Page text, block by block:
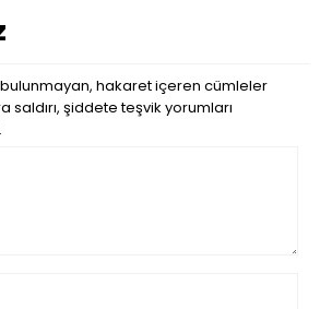
hakaret içeren cümleler
şiddete teşvik yorumları